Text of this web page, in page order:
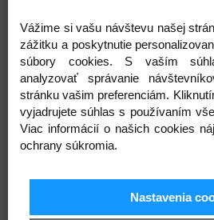
Varianty
1 nikel
Vážime si vašu návštevu našej
zážitku a poskytnutie
súbory cookies. S vaším
analyzovať správanie
stránku vašim preferenciám.
vyjadrujete súhlas s používaním
Viac informácií o našich cookies
ochrany súkromia.
Nastavenia